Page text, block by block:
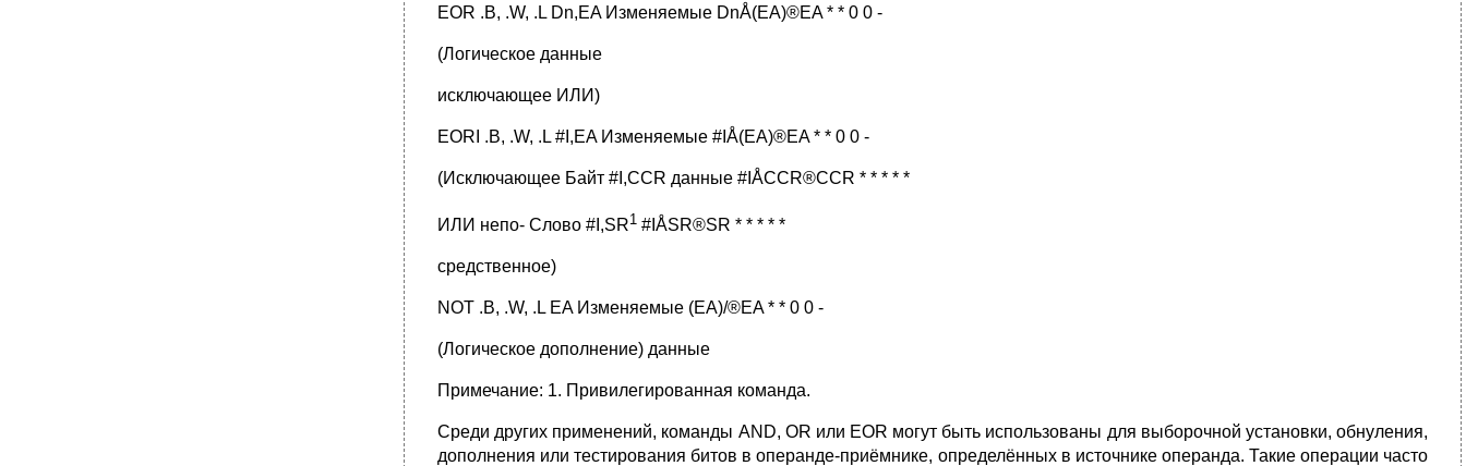
EOR .B, .W, .L Dn,EA Изменяемые DnÅ(EA)®EA * * 0 0 -
(Логическое данные
исключающее ИЛИ)
EORI .B, .W, .L #I,EA Изменяемые #IÅ(EA)®EA * * 0 0 -
(Исключающее Байт #I,CCR данные #IÅCCR®CCR * * * * *
ИЛИ непо- Слово #I,SR1 #IÅSR®SR * * * * *
средственное)
NOT .B, .W, .L EA Изменяемые (EA)/®EA * * 0 0 -
(Логическое дополнение) данные
Примечание: 1. Привилегированная команда.
Среди других применений, команды AND, OR или EOR могут быть использованы для выборочной установки, обнуления,
дополнения или тестирования битов в операнде-приёмнике, определённых в источнике операнда. Такие операции часто